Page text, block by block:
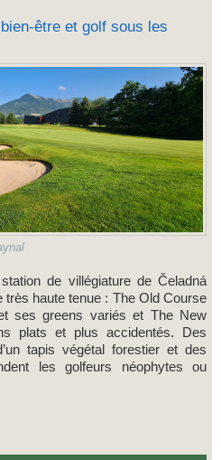
être et golf sous les
haute tenue : The Old Course
ses greens variés et The New
plats et plus accidentés. Des
tapis végétal forestier et des
les golfeurs néophytes ou